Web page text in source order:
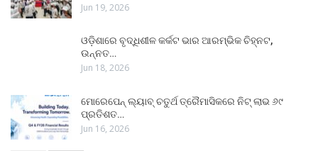
Jun 19, 2026
ଓଡ଼ିଶାରେ ବୃଦ୍ଧିଶୀଳ କର୍କଟ ଭାର ଆରମ୍ଭିକ ଚିହ୍ନଟ,
ଉନ୍ନତ…
Jun 18, 2026
ମୋରେପେନ୍ ଲ୍ୟାବ୍ ଚତୁର୍ଥ ତ୍ରୈମାସିକରେ ନିଟ୍ ଲାଭ ୬୯
ପ୍ରତିଶତ…
Jun 16, 2026